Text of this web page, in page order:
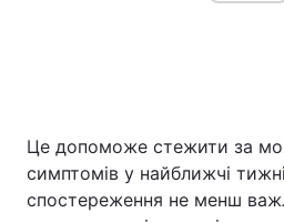
Це допоможе стежити за
симптомів у найближчі
спостереження не менш